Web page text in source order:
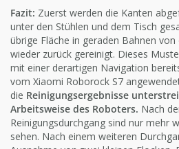
Fazit: Zuerst werden die Kanten
unter den Stühlen und dem Tisch
übrige Fläche in geraden Bahnen
wieder zurück gereinigt. Dieses
mit einer derartigen Navigation
vom Xiaomi Roborock S7
die Reinigungsergebnisse
Arbeitsweise des Roboters. Nach
Reinigungsdurchgang sind nur mehr
sehen. Nach einem weiteren